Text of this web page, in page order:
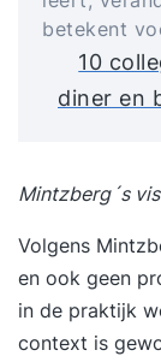
betekent
10
diner en
Mintzberg´s
Volgens
en ook geen
in de praktijk
context is